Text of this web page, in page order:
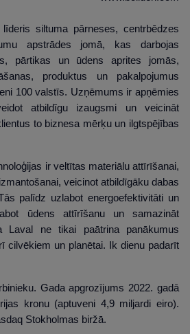
siltuma pārneses, centrbēdzes
apstrādes jomā, kas darbojas
pārtikas un ūdens aprites jomās,
produktus un pakalpojumus
100 valstīs. Uzņēmums ir apņēmies
atbildīgu izaugsmi un veicināt
to biznesa mērķu un ilgtspējības
ir veltītas materiālu attīrīšanai,
veicinot atbildīgāku dabas
palīdz uzlabot energoefektivitāti un
ūdens attīrīšanu un samazināt
Laval ne tikai paātrina panākumus
cilvēkiem un planētai. Ik dienu padarīt
Gada apgrozījums 2022. gadā
kronu (aptuveni 4,9 miljardi eiro).
Stokholmas biržā.